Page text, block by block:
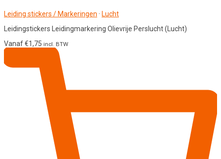
Leiding stickers / Markeringen · Lucht
Leidingstickers Leidingmarkering Olievrije Perslucht (Lucht)
Vanaf€1,75 incl. BTW